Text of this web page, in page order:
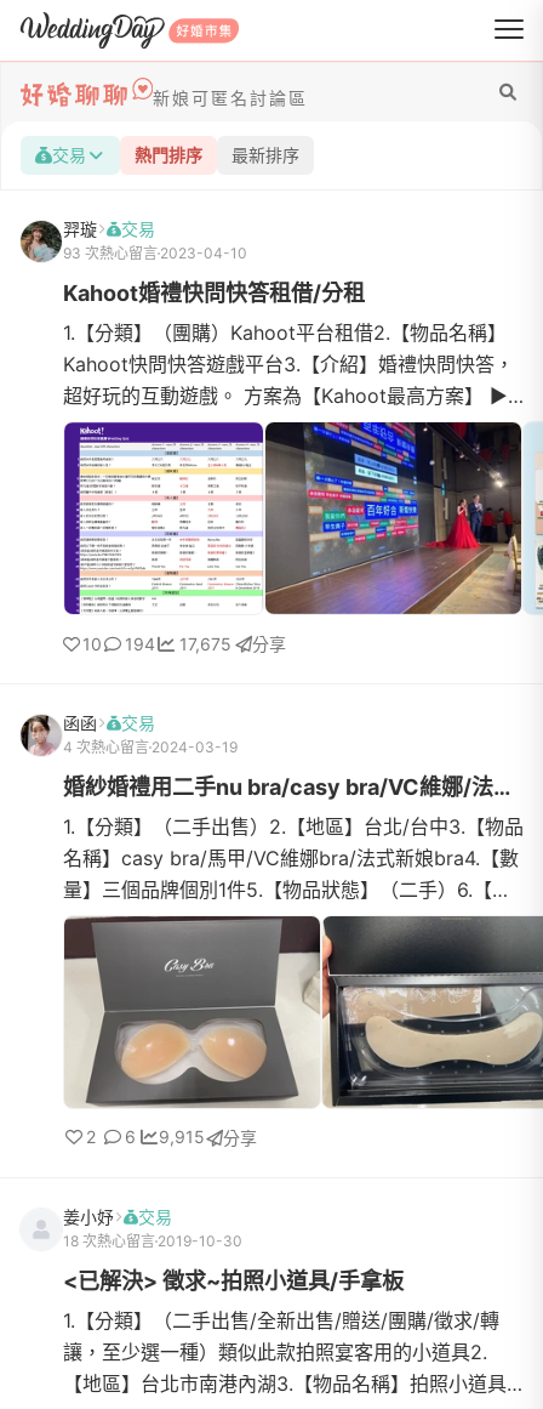
WeddingDay 好婚市集
新娘可匿名討論區
交易 熱門排序 最新排序
羿璇 交易
93 次熱心留言 2023-04-10
Kahoot婚禮快問快答租借/分租
1.【分類】（團購）Kahoot平台租借2.【物品名稱】
Kahoot快問快答遊戲平台3.【介紹】婚禮快問快答，
超好玩的互動遊戲。 方案為【Kahoot最高方案】 ▶
所有題型、功能皆可使用、沒有限制。 ▶同時使用人
數上限為200...
10 194 17,675 分享
函函 交易
4 次熱心留言 2024-03-19
婚紗婚禮用二手nu bra/casy bra/VC維娜/法式新娘
1.【分類】（二手出售）2.【地區】台北/台中3.【物品
名稱】casy bra/馬甲/VC維娜bra/法式新娘bra4.【數
量】三個品牌個別1件5.【物品狀態】（二手）6.【介
紹】我把商品使用狀況和介紹融合在一起，大家可以
就價格預算...
2 6 9,915 分享
姜小妤 交易
18 次熱心留言 2019-10-30
<已解決> 徵求~拍照小道具/手拿板
1.【分類】（二手出售/全新出售/贈送/團購/徵求/轉
讓，至少選一種）類似此款拍照宴客用的小道具2.
【地區】台北市南港內湖3.【物品名稱】拍照小道具/